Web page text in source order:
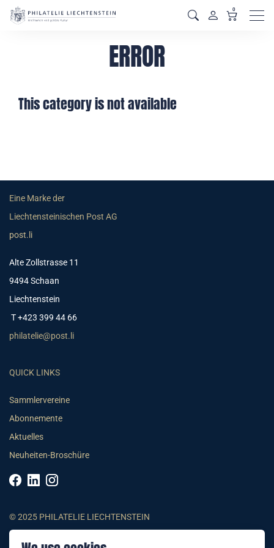
0
ERROR
This category is not available
Eine Marke der
Liechtensteinischen Post AG
post.li
Alte Zollstrasse 11
9494 Schaan
Liechtenstein
T +423 399 44 66
philatelie@post.li
QUICK LINKS
Sammlervereine
Abonnemente
Aktuelles
Neuheiten-Broschüre
© 2025 PHILATELIE LIECHTENSTEIN
AGB